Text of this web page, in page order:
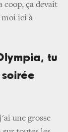
coop, ça devait
moi ici à
tu
une grosse